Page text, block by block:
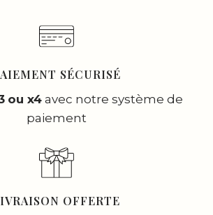
SÉCURISÉ
ou x4avec notre système de
paiement
OFFERTE